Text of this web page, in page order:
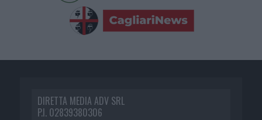
DIRETTA MEDIA ADV SRL
P.I. 02839380306